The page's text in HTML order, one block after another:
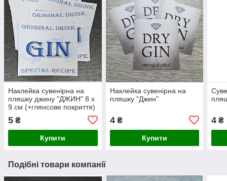
Наклейка сувенірна на
пляшку джину "ДЖИН" 8 х
9 см (+глянсове покриття)
5 ₴
Купити
Наклейка сувенірна на
пляшку "Джин"
4₴
Купити
4 ₴
Подібні товари компанії